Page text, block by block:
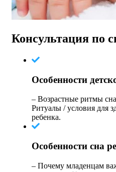
Консультация по
Особенности
– Возрастные ритмы
Ритуалы / условия для
ребенка.
Особенности сна
– Почему младенцам